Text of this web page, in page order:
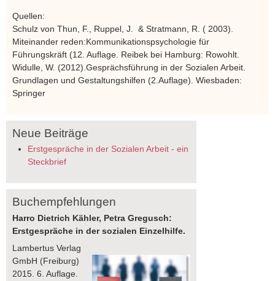
Quellen:
Schulz von Thun, F., Ruppel, J. & Stratmann, R. ( 2003).
Miteinander reden:Kommunikationspsychologie für
Führungskräft (12. Auflage. Reibek bei Hamburg: Rowohlt.
Widulle, W. (2012).Gesprächsführung in der Sozialen Arbeit.
Grundlagen und Gestaltungshilfen (2.Auflage). Wiesbaden:
Springer
Neue Beiträge
Erstgespräche in der Sozialen Arbeit - ein
Steckbrief
Buchempfehlungen
Harro Dietrich Kähler, Petra Gregusch:
Erstgespräche in der sozialen Einzelhilfe.
Lambertus Verlag
GmbH (Freiburg)
2015. 6. Auflage.